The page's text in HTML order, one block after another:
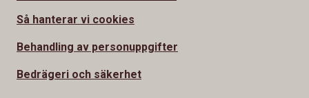
Så hanterar vi cookies
Behandling av personuppgifter
Bedrägeri och säkerhet